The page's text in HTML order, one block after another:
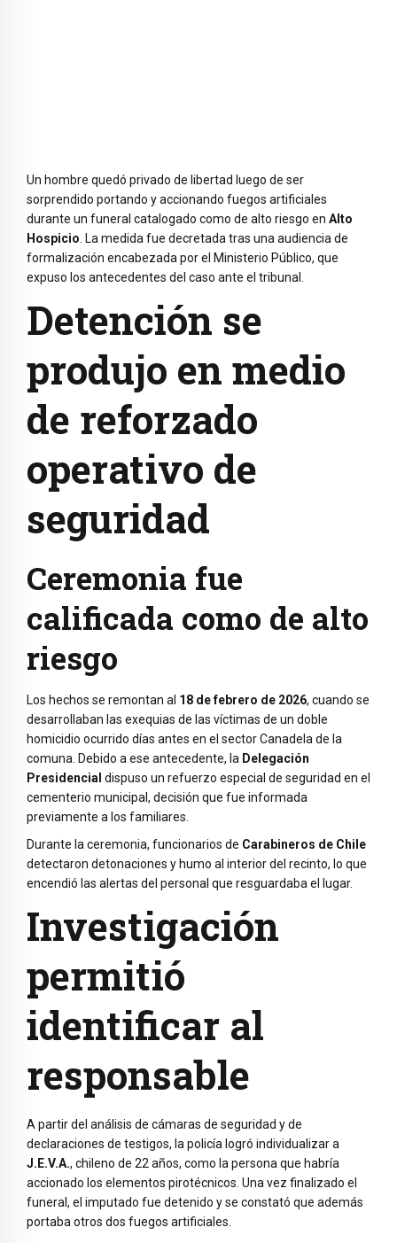
Un hombre quedó privado de libertad luego de ser
sorprendido portando y accionando fuegos artificiales
durante un funeral catalogado como de alto riesgo en Alto
Hospicio . La medida fue decretada tras una audiencia de
formalización encabezada por el Ministerio Público, que
expuso los antecedentes del caso ante el tribunal.
Detención se
produjo en medio
de reforzado
operativo de
seguridad
Ceremonia fue
calificada como de alto
riesgo
Los hechos se remontan al 18 de febrero de 2026, cuando se
desarrollaban las exequias de las víctimas de un doble
homicidio ocurrido días antes en el sector Canadela de la
comuna. Debido a ese antecedente, la Delegación
Presidencial dispuso un refuerzo especial de seguridad en el
cementerio municipal, decisión que fue informada
previamente a los familiares.
Durante la ceremonia, funcionarios de Carabineros de Chile
detectaron detonaciones y humo al interior del recinto, lo que
encendió las alertas del personal que resguardaba el lugar.
Investigación
permitió
identificar al
responsable
A partir del análisis de cámaras de seguridad y de
declaraciones de testigos, la policía logró individualizar a
J.E.V.A., chileno de 22 años, como la persona que habría
accionado los elementos pirotécnicos. Una vez finalizado el
funeral, el imputado fue detenido y se constató que además
portaba otros dos fuegos artificiales.